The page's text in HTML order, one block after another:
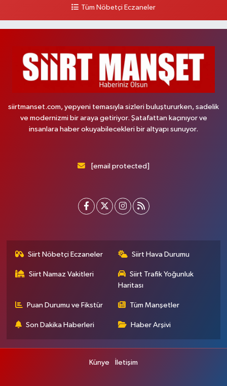
Tüm Nöbetçi Eczaneler
siirtmanset.com, yepyeni temasıyla sizleri buluştururken, sadelik
ve modernizmi bir araya getiriyor. Şatafattan kaçınıyor ve
insanlara haber okuyabilecekleri bir altyapı sunuyor.
[email protected]
Siirt Nöbetçi Eczaneler Siirt Hava Durumu
Siirt Namaz Vakitleri
Siirt Trafik Yoğunluk
Haritası
Puan Durumu ve Fikstür Tüm Manşetler
Son Dakika Haberleri Haber Arşivi
Künye İletişim